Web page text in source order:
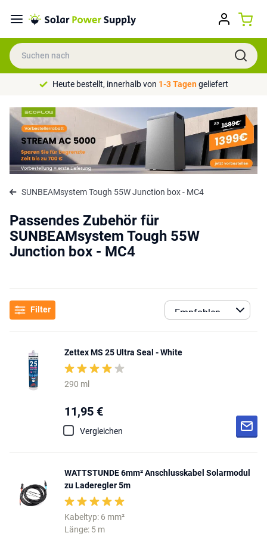
Heute bestellt, innerhalb von 1-3 Tagengeliefert
SUNBEAMsystem Tough 55W Junction box - MC4
Passendes Zubehör für
SUNBEAMsystem Tough 55W
Junction box - MC4
Filter
Zettex MS 25 Ultra Seal - White
290 ml
11,95 €
Vergleichen
WATTSTUNDE 6mm² Anschlusskabel Solarmodul
zu Laderegler 5m
Kabeltyp: 6 mm²
Länge: 5 m